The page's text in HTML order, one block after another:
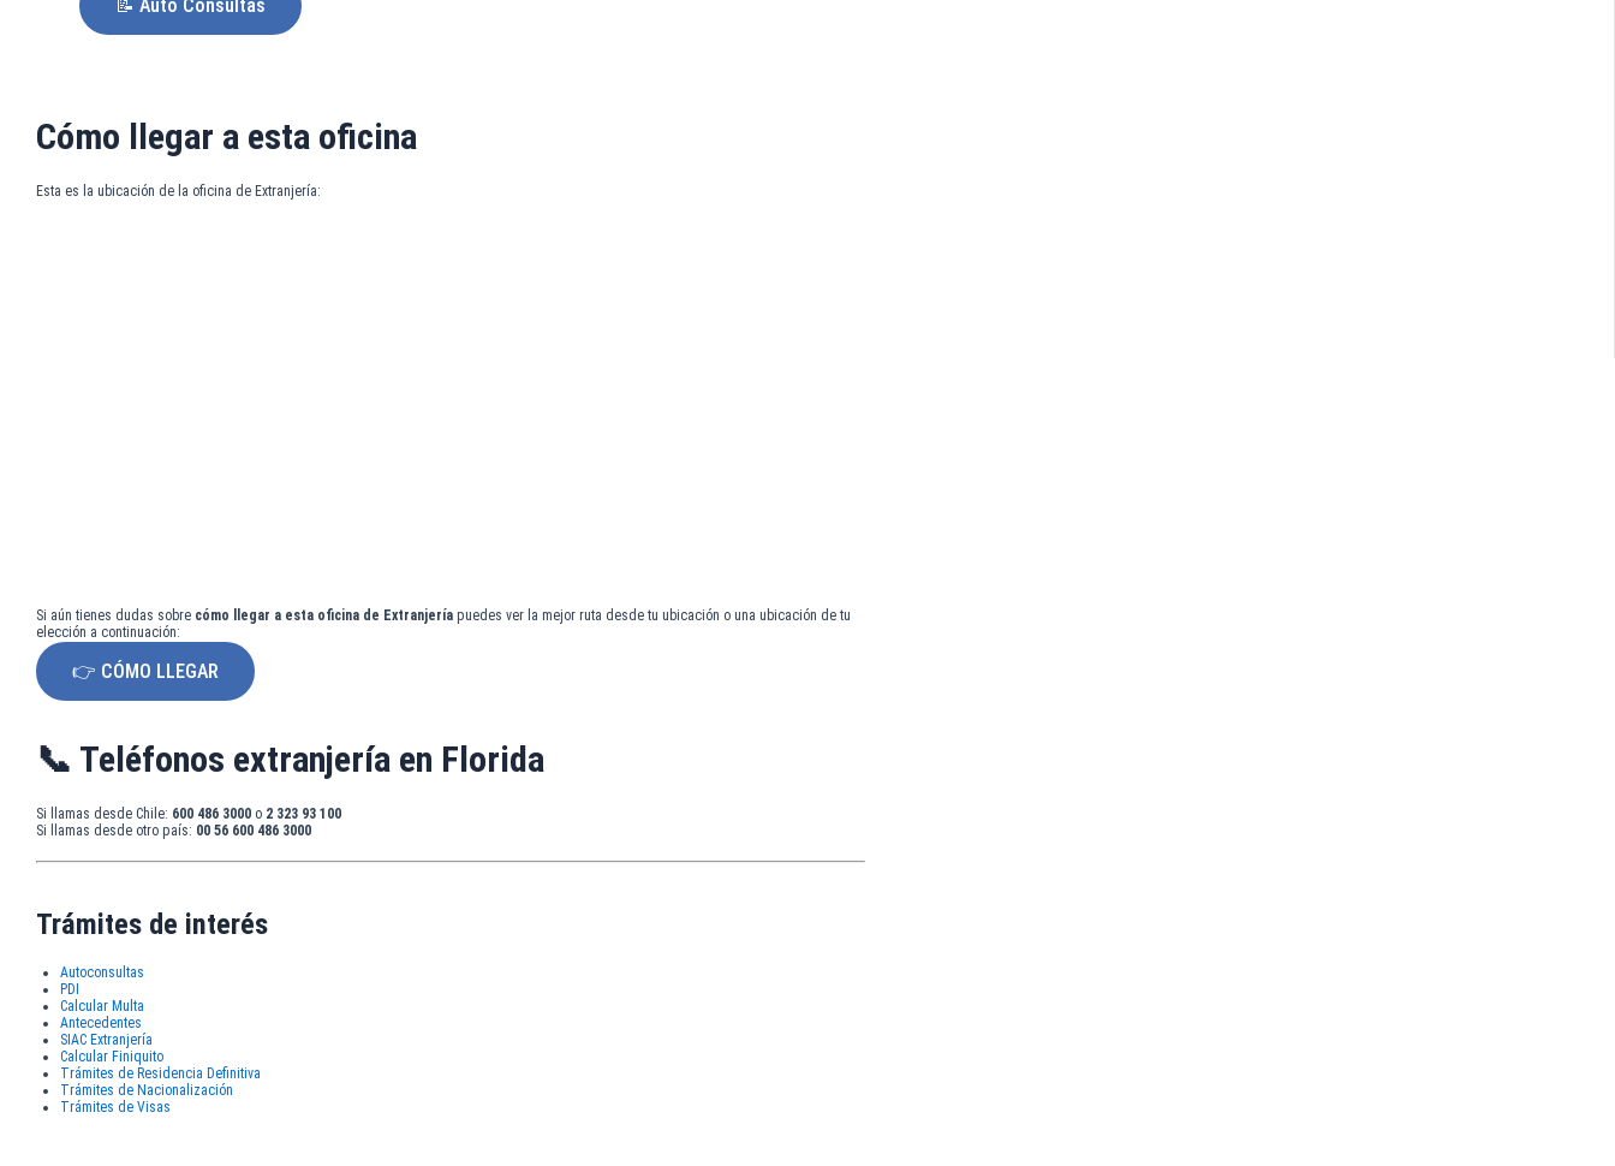
📝 Auto Consultas
Cómo llegar a esta oficina
Esta es la ubicación de la oficina de Extranjería:
Si aún tienes dudas sobre cómo llegar a esta oficina de Extranjería puedes ver la mejor ruta desde tu ubicación o una ubicación de tu
elección a continuación:
👉 CÓMO LLEGAR
📞 Teléfonos extranjería en Florida
Si llamas desde Chile: 600 486 3000 o 2 323 93 100
Si llamas desde otro país: 00 56 600 486 3000
Trámites de interés
Autoconsultas
PDI
Calcular Multa
Antecedentes
SIAC Extranjería
Calcular Finiquito
Trámites de Residencia Definitiva
Trámites de Nacionalización
Trámites de Visas